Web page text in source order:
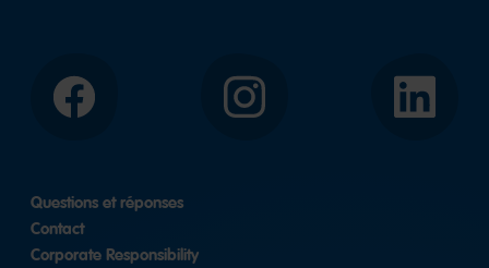
Facebook Instagram LinkedIn
Questions et réponses
Contact
Corporate Responsibility